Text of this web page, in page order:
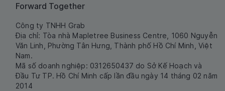
Forward Together
Công ty TNHH Grab
Địa chỉ: Tòa nhà Mapletree Business Centre, 1060 Nguyễn
Văn Linh, Phường Tân Hưng, Thành phố Hồ Chí Minh, Việt
Nam.
Mã số doanh nghiệp: 0312650437 do Sở Kế Hoạch và
Đầu Tư TP. Hồ Chí Minh cấp lần đầu ngày 14 tháng 02 năm
2014